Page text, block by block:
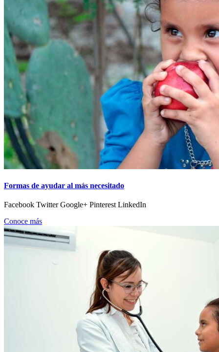
Formas de ayudar al más necesitado
Facebook Twitter Google+ Pinterest LinkedIn
Conoce más